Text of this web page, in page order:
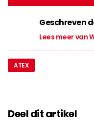
Geschreven
Lees meer van
ATEX
Deel dit artikel